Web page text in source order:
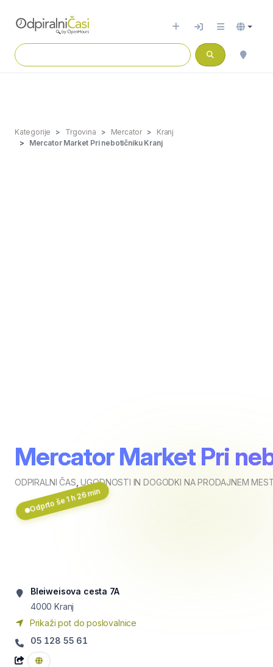
Kategorije Trgovina Mercator
Kranj
Mercator Market Pri nebotičniku Kranj
Mercator Market Pri
ODPIRALNI ČAS ,UGODNOSTI IN DOGODKI NA PRODAJNEM
Odprto še 1 h 26 min
Bleiweisova cesta 7A
4000 Kranj
Prikaži pot do poslovalnice
05 128 55 61